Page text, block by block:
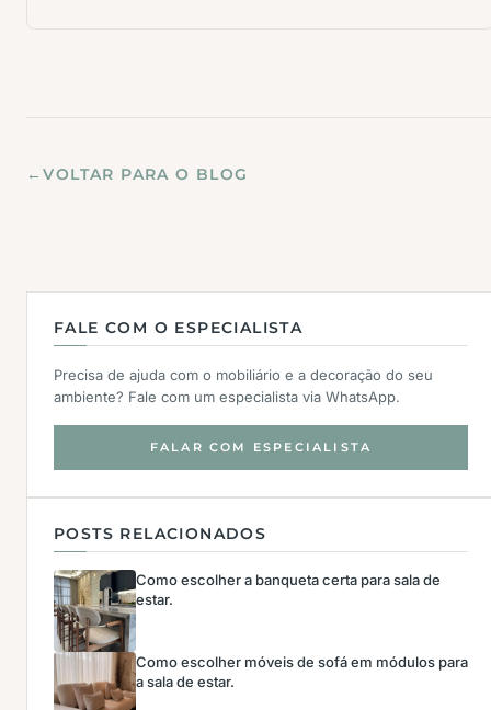
←VOLTAR PARA O BLOG
FALE COM O ESPECIALISTA
Precisa de ajuda com o mobiliário e a decoração do seu
ambiente? Fale com um especialista via WhatsApp.
FALAR COM ESPECIALISTA
POSTS RELACIONADOS
Como escolher a banqueta certa para sala de
estar.
Como escolher móveis de sofá em módulos para
a sala de estar.